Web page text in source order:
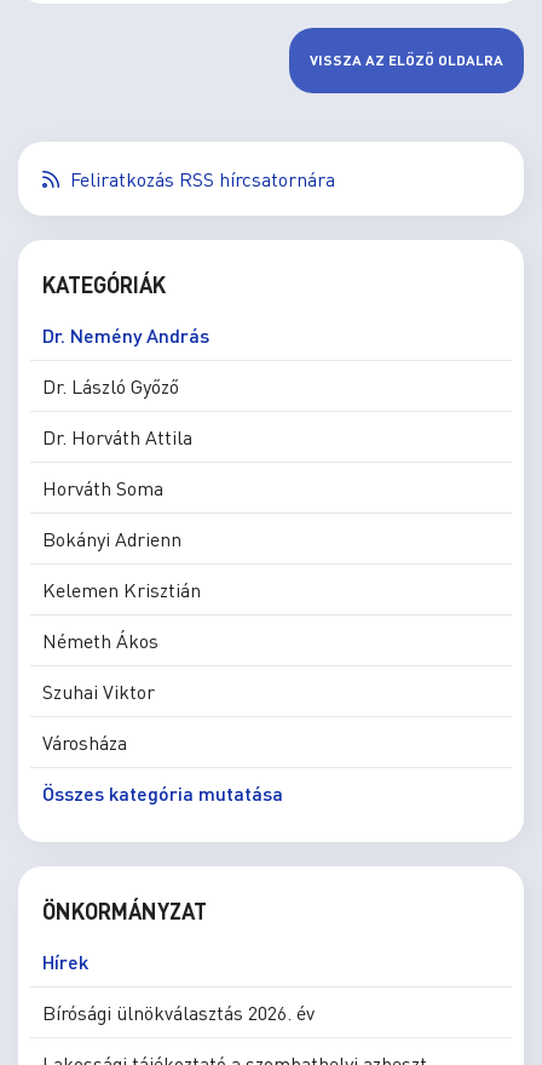
VISSZA AZ ELŐZŐ OLDALRA
Feliratkozás RSS hírcsatornára
KATEGÓRIÁK
Dr. Nemény András
Dr. László Győző
Dr. Horváth Attila
Horváth Soma
Bokányi Adrienn
Kelemen Krisztián
Németh Ákos
Szuhai Viktor
Városháza
Összes kategória mutatása
ÖNKORMÁNYZAT
Hírek
Bírósági ülnökválasztás 2026. év